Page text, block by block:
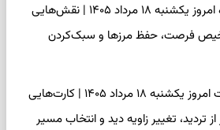
فال قهوه امروز یکشنبه ۱۸ مرداد ۱۴۰۵ | نقش‌هایی
فرصت، حفظ مرزها و سبک‌کردن
فال تاروت امروز یکشنبه ۱۸ مرداد ۱۴۰۵ | کارت‌هایی
از تردید، تغییر زاویه دید و انتخاب مسیر